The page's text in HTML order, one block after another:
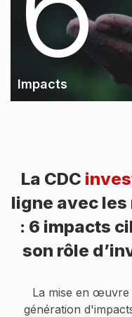
Impacts
La CDC
ligne avec
: 6 impacts
son rôle
La mise en œuvre
génération